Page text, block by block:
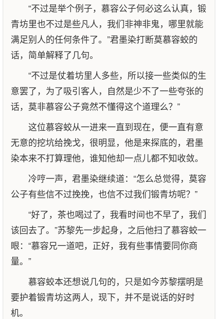
“不过是举个例子，慕容公子何必这么认真，锻
青坊里也不过是些凡人，我们非神非鬼，哪里就能
满足别人的任何条件了。”君墨染打断莫慕容蛟的
话，简单解释了几句。
“不过是仗着坊里人多些，所以接一些类似的生
意罢了，为了吸引客人，自然是少不了一些夸张的
话，莫非慕容公子竟然不懂得这个道理么？”
这位慕容蛟从一进来一直到现在，便一直有意
无意的挖坑给挽戈，很明显，他是来探底的，君墨
染本来不打算理他，谁知他却一点儿都不知收敛。
冷哼一声，君墨染继续道：“怎么总觉得，莫容
公子有些信不过挽挽，也信不过我们锻青坊呢？”
“好了，茶也喝过了，我看时间也不早了，我们
该回去了。”苏黎先一步起身，之后他扫了慕容蛟一
眼：“慕容兄一道吧，正好，我有些事情要同你商
量。”
慕容蛟本还想说几句的，只是如今苏黎摆明是
要护着锻青坊这两人，现下，并不是说话的好时
机。